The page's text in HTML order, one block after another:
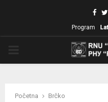
Program
Početna
Brčko